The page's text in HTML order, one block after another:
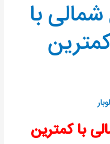
با
با کمترین